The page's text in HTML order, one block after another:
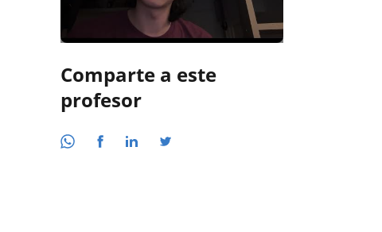
Comparte a este
profesor